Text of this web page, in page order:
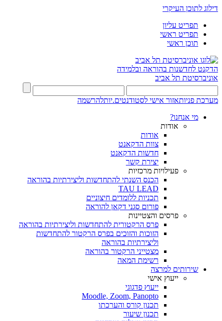
דילוג לתוכן העיקרי
תפריט עליון
תפריט ראשי
תוכן ראשי
הדקנט לחדשנות בהוראה ובלמידה
אוניברסיטת תל אביב
מערכת פניותאזור אישי לסטודנטים.יותלהרשמה
מי אנחנו?
אודות
אודות
צוות הדקאנט
חדשות הדקאנט
יצירת קשר
פעילויות מרכזיות
הכנס השנתי להתחדשות וליצירתיות בהוראה
TAU LEAD
תכניות ללומדים חיצוניים
פורום סגני דקאן להוראה
פרסים והצטיינות
פרס הרקטורית להתחדשות וליצירתיות בהוראה
הזוכות והזוכים בפרס הרקטור להתחדשות
וליצירתיות בהוראה
מצטייני הרקטור בהוראה
רשימת המאה
שירותים למרצה
ייעוץ אישי
ייעוץ פדגוגי
Moodle, Zoom, Panopto
תכנון קורס והערכתו
תכנון שיעור